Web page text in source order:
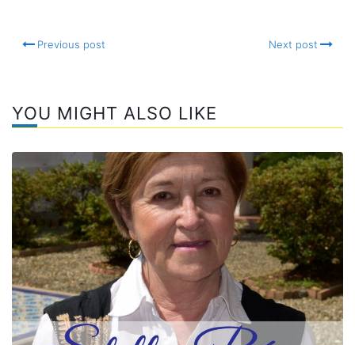
Previous post Next post
YOU MIGHT ALSO LIKE